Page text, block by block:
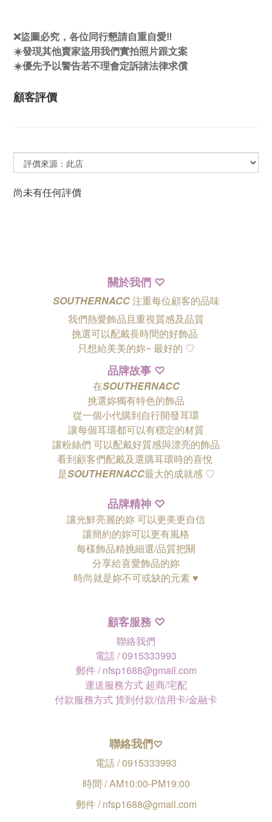
❌盜圖必究，各位同行懇請自重自愛‼️
☀️發現其他賣家盜用我們實拍照片跟文案
☀️優先予以警告若不理會定訴諸法律求償
顧客評價
尚未有任何評價
關於我們 ♡
SOUTHERNACC注重每位顧客的品味
我們熱愛飾品且重視質感及品質
挑選可以配戴長時間的好飾品
只想給美美的妳~ 最好的 ♡
品牌故事 ♡
在SOUTHERNACC
挑選妳獨有特色的飾品
從一個小代購到自行開發耳環
讓每個耳環都可以有穩定的材質
讓粉絲們 可以配戴好質感與漂亮的飾品
看到顧客們配戴及選購耳環時的喜悅
是SOUTHERNACC最大的成就感 ♡
品牌精神 ♡
讓光鮮亮麗的妳 可以更美更自信
讓簡約的妳可以更有風格
每樣飾品精挑細選/品質把關
分享給喜愛飾品的妳
時尚就是妳不可或缺的元素 ♥
顧客服務 ♡
聯絡我們
電話 / 0915333993
郵件 / nfsp1688@gmail.com
運送服務方式 超商/宅配
付款服務方式 貨到付款/信用卡/金融卡
聯絡我們♡
電話 / 0915333993
時間 / AM10:00-PM19:00
郵件 / nfsp1688@gmail.com